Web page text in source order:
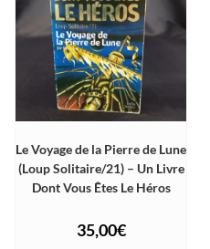
Le Voyage de la Pierre de Lune
(Loup Solitaire/21) – Un Livre
Dont Vous Êtes Le Héros
35,00€